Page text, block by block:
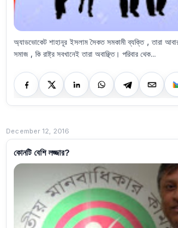
অ্যাডভোকেট শাহানূর ইসলাম সৈকত সমকামী ব্যক্তি , তারা আবার মানুষ নাকি ? কি পরিবার , কি
সমাজ , কি রাষ্ট্র সবখানেই তারা অবাঞ্ছিত। পরিবার থেক...
December 12, 2016
কোনটি বেশি লজ্জার?